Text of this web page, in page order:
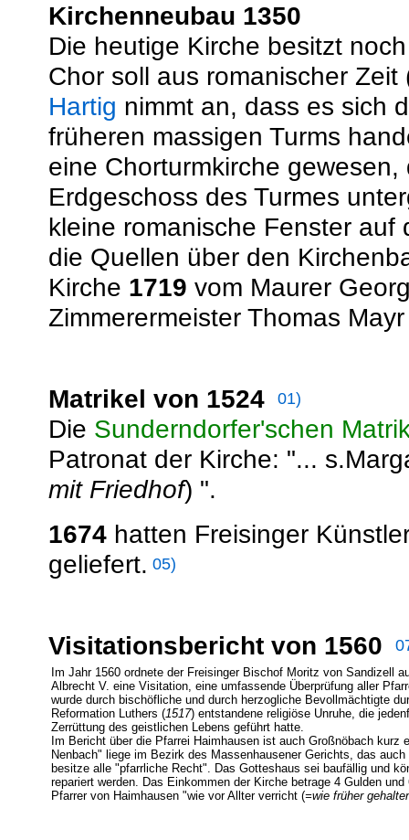
Kirchenneubau 1350
Die heutige Kirche besitzt
Chor soll aus romanischer
Hartig nimmt an, dass es sich
früheren massigen Turms
eine Chorturmkirche
Erdgeschoss des Turmes
kleine romanische Fenster
die Quellen über den
Kirche 1719 vom Maurer
Zimmerermeister Thomas
Matrikel von 1524 01)
Die Sunderndorfer'schen
Patronat der Kirche: "...
mit Friedhof) ".
1674 hatten Freisinger
geliefert. 05)
Visitationsbericht von 1560
Im Jahr 1560 ordnete der Freisinger Bischof Moritz von Sandizell
Albrecht V. eine Visitation, eine umfassende Überprüfung aller
wurde durch bischöfliche und durch herzogliche Bevollmächtigte
Reformation Luthers (1517) entstandene religiöse Unruhe, die
Zerrüttung des geistlichen Lebens geführt hatte.
Im Bericht über die Pfarrei Haimhausen ist auch Großnöbach kurz
Nenbach" liege im Bezirk des Massenhausener Gerichts, das
besitze alle "pfarrliche Recht". Das Gotteshaus sei baufällig und
repariert werden. Das Einkommen der Kirche betrage 4 Gulden
Pfarrer von Haimhausen "wie vor Allter verricht (=wie früher